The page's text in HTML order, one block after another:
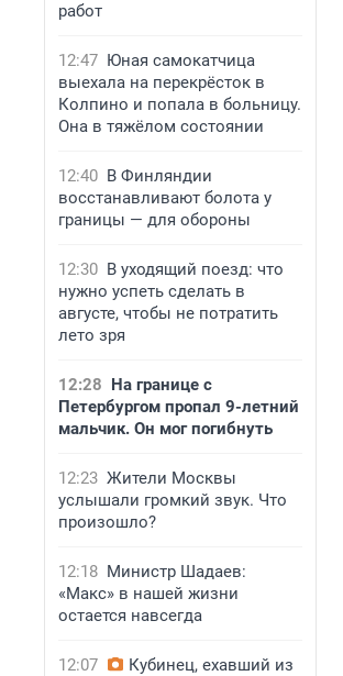
работ
12:47 Юная самокатчица
выехала на перекрёсток в
Колпино и попала в больницу.
Она в тяжёлом состоянии
12:40 В Финляндии
восстанавливают болота у
границы — для обороны
12:30 В уходящий поезд: что
нужно успеть сделать в
августе, чтобы не потратить
лето зря
12:28 На границе с
Петербургом пропал 9-летний
мальчик. Он мог погибнуть
12:23 Жители Москвы
услышали громкий звук. Что
произошло?
12:18 Министр Шадаев:
«Макс» в нашей жизни
остается навсегда
12:07
Кубинец, ехавший из